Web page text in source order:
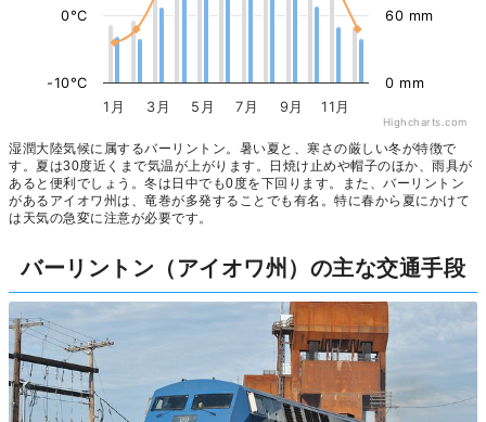
1月 3月 5月 7月 9月 11月
-10°C
0°C
0 mm
60 mm
Highcharts.com
湿潤大陸気候に属するバーリントン。暑い夏と、寒さの厳しい冬が特徴で
す。夏は30度近くまで気温が上がります。日焼け止めや帽子のほか、雨具が
あると便利でしょう。冬は日中でも0度を下回ります。また、バーリントン
があるアイオワ州は、竜巻が多発することでも有名。特に春から夏にかけて
は天気の急変に注意が必要です。
バーリントン（アイオワ州）の主な交通手段